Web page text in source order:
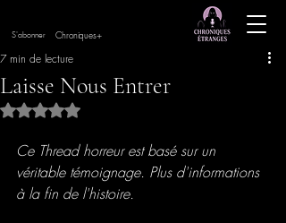
S'abonner Chroniques+
Laisse Nous Entrer
7 min de lecture
Noté NaN étoiles sur 5.
Ce Thread horreur est basé sur un
véritable témoignage. Plus d'informations
à la fin de l'histoire.